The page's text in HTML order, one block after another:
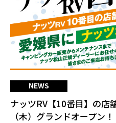
NEWS
ナッツRV【10番目】の店
（木）グランドオープン！